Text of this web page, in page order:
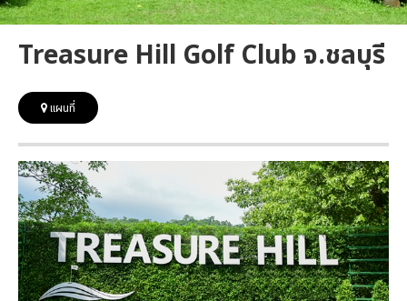
Treasure Hill Golf Club จ.ชลบุรี
แผนที่